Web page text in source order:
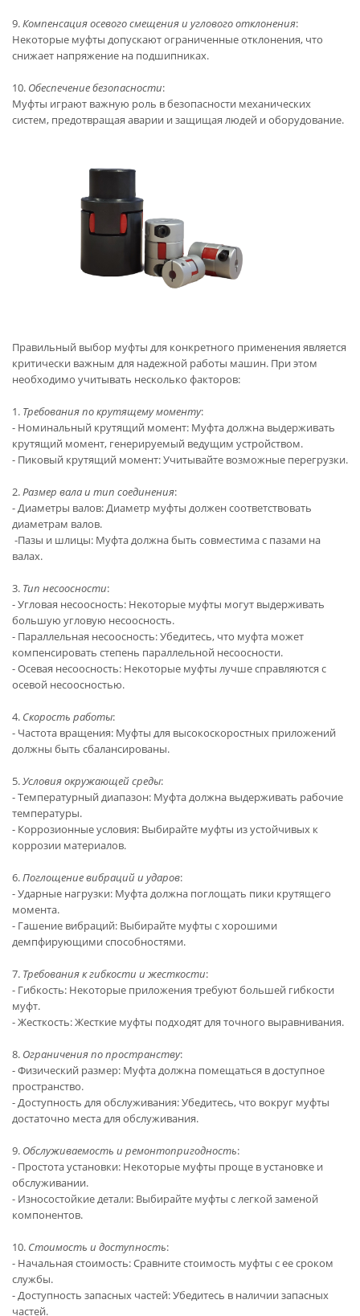
9.Компенсация осевого смещения и углового отклонения:
Некоторые муфты допускают ограниченные отклонения, что
снижает напряжение на подшипниках.
10. Обеспечение безопасности:
Муфты играют важную роль в безопасности механических
систем, предотвращая аварии и защищая людей и оборудование.
Правильный выбор муфты для конкретного применения является
критически важным для надежной работы машин. При этом
необходимо учитывать несколько факторов:
1. Требования по крутящему моменту:
- Номинальный крутящий момент: Муфта должна выдерживать
крутящий момент, генерируемый ведущим устройством.
- Пиковый крутящий момент: Учитывайте возможные перегрузки.
2.Размер вала и тип соединения:
- Диаметры валов: Диаметр муфты должен соответствовать
диаметрам валов.
-Пазы и шлицы: Муфта должна быть совместима с пазами на
валах.
3. Тип несоосности:
- Угловая несоосность: Некоторые муфты могут выдерживать
большую угловую несоосность.
- Параллельная несоосность: Убедитесь, что муфта может
компенсировать степень параллельной несоосности.
- Осевая несоосность: Некоторые муфты лучше справляются с
осевой несоосностью.
4. Скорость работы:
- Частота вращения: Муфты для высокоскоростных приложений
должны быть сбалансированы.
5.Условия окружающей среды:
- Температурный диапазон: Муфта должна выдерживать рабочие
температуры.
- Коррозионные условия: Выбирайте муфты из устойчивых к
коррозии материалов.
6.Поглощение вибраций и ударов:
- Ударные нагрузки: Муфта должна поглощать пики крутящего
момента.
- Гашение вибраций: Выбирайте муфты с хорошими
демпфирующими способностями.
7. Требования к гибкости и жесткости:
- Гибкость: Некоторые приложения требуют большей гибкости
муфт.
- Жесткость: Жесткие муфты подходят для точного выравнивания.
8. Ограничения по пространству:
- Физический размер: Муфта должна помещаться в доступное
пространство.
- Доступность для обслуживания: Убедитесь, что вокруг муфты
достаточно места для обслуживания.
9. Обслуживаемость и ремонтопригодность:
- Простота установки: Некоторые муфты проще в установке и
обслуживании.
- Износостойкие детали: Выбирайте муфты с легкой заменой
компонентов.
10. Стоимость и доступность:
- Начальная стоимость: Сравните стоимость муфты с ее сроком
службы.
- Доступность запасных частей: Убедитесь в наличии запасных
частей.